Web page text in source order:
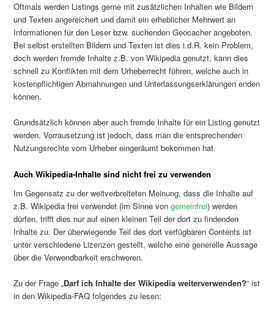
Oftmals werden Listings gerne mit zusätzlichen Inhalten wie Bildern
und Texten angereichert und damit ein erheblicher Mehrwert an
Informationen für den Leser bzw. suchenden Geocacher angeboten.
Bei selbst erstellten Bildern und Texten ist dies i.d.R. kein Problem,
doch werden fremde Inhalte z.B. von Wikipedia genutzt, kann dies
schnell zu Konflikten mit dem Urheberrecht führen, welche auch in
kostenpflichtigen Abmahnungen und Unterlassungserklärungen enden
können.
Grundsätzlich können aber auch fremde Inhalte für ein Listing genutzt
werden, Vorrausetzung ist jedoch, dass man die entsprechenden
Nutzungsrechte vom Urheber eingeräumt bekommen hat.
Auch Wikipedia-Inhalte sind nicht frei zu verwenden
Im Gegensatz zu der weitverbreiteten Meinung, dass die Inhalte auf
z.B. Wikipedia frei verwendet (im Sinne vongemeinfrei) werden
dürfen, trifft dies nur auf einen kleinen Teil der dort zu findenden
Inhalte zu. Der überwiegende Teil des dort verfügbaren Contents ist
unter verschiedene Lizenzen gestellt, welche eine generelle Aussage
über die Verwendbarkeit erschweren.
Zu der Frage „Darf ich Inhalte der Wikipedia weiterverwenden?“ ist
in den Wikipedia-FAQ folgendes zu lesen: